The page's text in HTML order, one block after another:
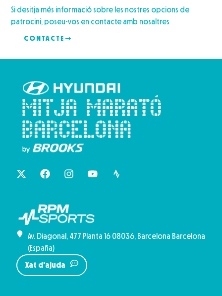
Si desitja més informació sobre les nostres opcions de
patrocini, poseu-vos en contacte amb nosaltres
CONTACTE
Av. Diagonal, 477 Planta 16 08036, Barcelona Barcelona
(España)
Xat d'ajuda